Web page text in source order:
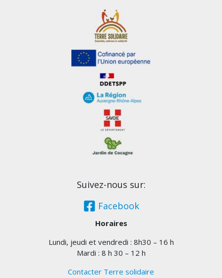
Suivez-nous sur:
Facebook
Horaires
Lundi, jeudi et vendredi : 8h30 – 16 h
Mardi : 8 h 30 – 12 h
Contacter Terre solidaire